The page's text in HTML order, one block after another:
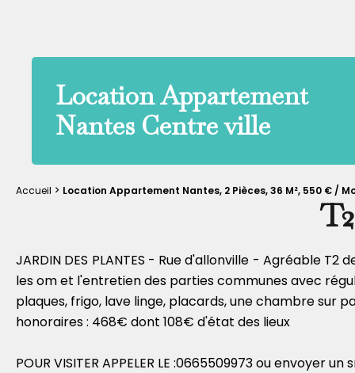
Location Appartement
Nantes Centre ville
Accueil Location Appartement Nantes, 2 Pièces, 36 M², 550 € /
JARDIN DES PLANTES - Rue d'allonville - Agréable
les om et l'entretien des parties communes avec
plaques, frigo, lave linge, placards, une chambre sur
honoraires : 468€ dont 108€ d'état des lieux
POUR VISITER APPELER LE :0665509973 ou envoyer un